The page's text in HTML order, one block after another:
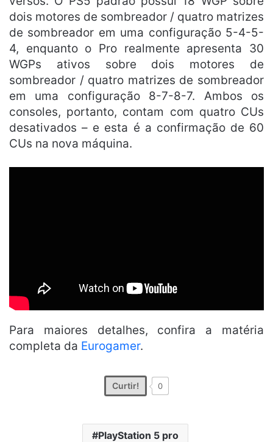
dois motores de sombreador / quatro matrizes
de sombreador em uma configuração 5-4-5-
4, enquanto o Pro realmente apresenta 30
WGPs ativos sobre dois motores de
sombreador / quatro matrizes de sombreador
em uma configuração 8-7-8-7. Ambos os
consoles, portanto, contam com quatro CUs
desativados – e esta é a confirmação de 60
CUs na nova máquina.
Para maiores detalhes, confira a matéria
completa da Eurogamer.
Curtir! 0
PlayStation 5 pro